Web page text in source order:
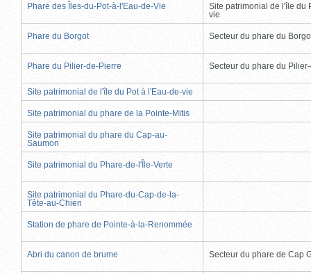
Phare des Îles-du-Pot-à-l'Eau-de-Vie
Site patrimonial de l'île du
vie
Phare du Borgot Secteur du phare du
Phare du Pilier-de-Pierre Secteur du phare du
Site patrimonial de l'île du Pot à l'Eau-de-vie
Site patrimonial du phare de la Pointe-Mitis
Site patrimonial du phare du Cap-au-
Saumon
Site patrimonial du Phare-de-l'Île-Verte
Site patrimonial du Phare-du-Cap-de-la-
Tête-au-Chien
Station de phare de Pointe-à-la-Renommée
Abri du canon de brume Secteur du phare de Cap